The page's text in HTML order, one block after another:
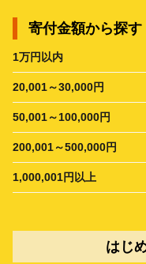
寄付金額から探す
1万円以内
20,001～30,000円
50,001～100,000円
200,001～500,000円
1,000,001円以上
はじ